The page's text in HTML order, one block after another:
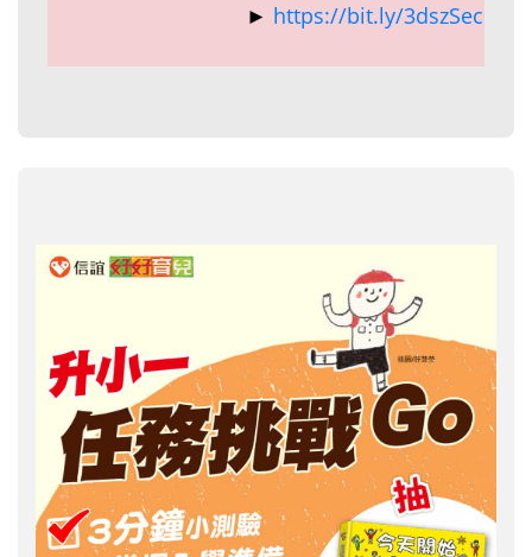
► https://bit.ly/3dszSec